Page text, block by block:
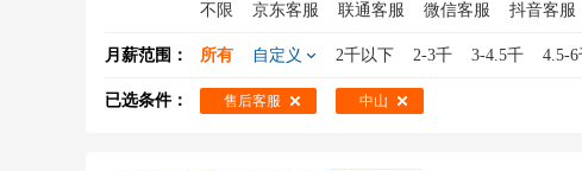
不限 京东客服 联通客服 微信客服 抖音客服
在线客服
天猫客服 电商客服 在线客服咨询
月薪范围： 所有 自定义 2千以下 2-3千 3-4.5千 4.5-6
已选条件： 售后客服 中山